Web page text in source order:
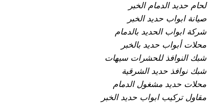
لحام حديد الدمام الخبر
صيانة ابواب حديد الخبر
شركة ابواب الحديد بالدمام
محلات أبواب حديد بالخبر
شبك النوافذ للحشرات سيهات
شبك نوافذ حديد الشرقية
محلات حديد مشغول الدمام
مقاول تركيب ابواب حديد الخبر